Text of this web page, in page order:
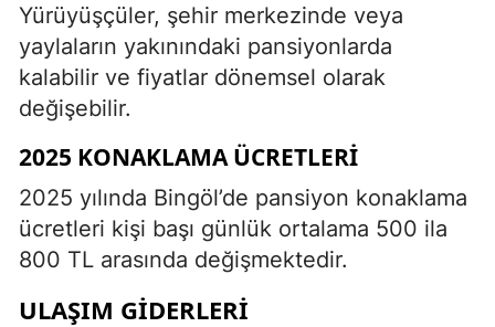
Yürüyüşçüler, şehir merkezinde veya
yaylaların yakınındaki pansiyonlarda
kalabilir ve fiyatlar dönemsel olarak
değişebilir.
2025 KONAKLAMA ÜCRETLERI
2025 yılında Bingöl’de pansiyon konaklama
ücretleri kişi başı günlük ortalama 500 ila
800 TL arasında değişmektedir.
ULAŞIM GIDERLERI